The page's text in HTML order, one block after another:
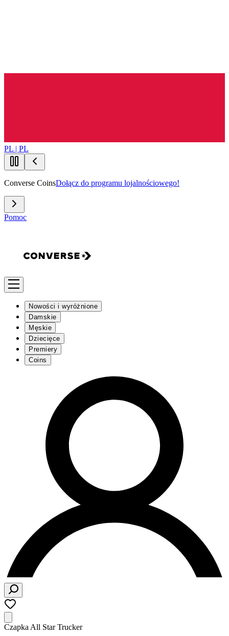
PL | PL
Converse CoinsDołącz do programu lojalnościowego!
Pomoc
Nowości i wyróżnione
Damskie
Męskie
Dziecięce
Premiery
Coins
Czapka All Star Trucker